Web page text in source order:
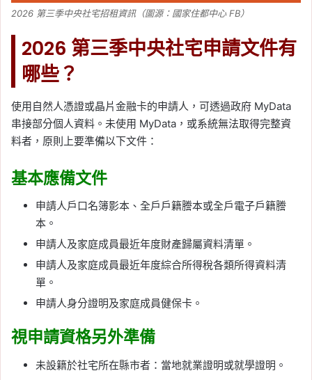
2026 第三季中央社宅招租資訊（圖源：國家住都中心 FB）
2026 第三季中央社宅申請文件有
哪些？
使用自然人憑證或晶片金融卡的申請人，可透過政府 MyData
串接部分個人資料。未使用 MyData，或系統無法取得完整資
料者，原則上要準備以下文件：
基本應備文件
申請人戶口名簿影本、全戶戶籍謄本或全戶電子戶籍謄
本。
申請人及家庭成員最近年度財產歸屬資料清單。
申請人及家庭成員最近年度綜合所得稅各類所得資料清
單。
申請人身分證明及家庭成員健保卡。
視申請資格另外準備
未設籍於社宅所在縣市者：當地就業證明或就學證明。